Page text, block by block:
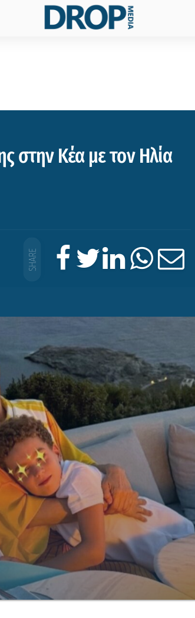
στην Κέα με τον Ηλία